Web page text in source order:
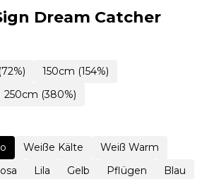
Dream Catcher
150cm (154%)
250cm (380%)
Weiße Kälte
Weiß Warm
Lila Gelb Pflügen
Blau